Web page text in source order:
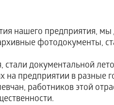
нашего предприятия, мы
фотодокументы,
документальной
на предприятии в разные
работников этой